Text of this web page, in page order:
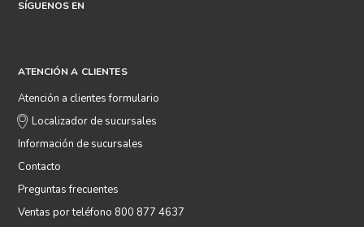
SÍGUENOS EN
ATENCIÓN A CLIENTES
Atención a clientes formulario
Localizador de sucursales
Información de sucursales
Contacto
Preguntas frecuentes
Ventas por teléfono 800 877 4637